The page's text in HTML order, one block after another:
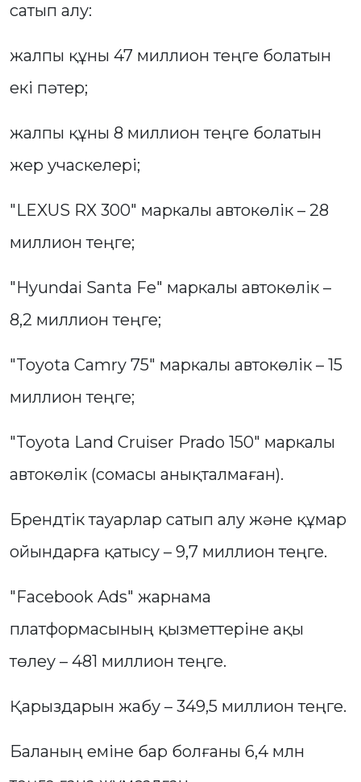
сатып алу:
жалпы құны 47 миллион теңге болатын
екі пәтер;
жалпы құны 8 миллион теңге болатын
жер учаскелері;
"LEXUS RX 300" маркалы автокөлік – 28
миллион теңге;
"Hyundai Santa Fe" маркалы автокөлік –
8,2 миллион теңге;
"Toyota Camry 75" маркалы автокөлік – 15
миллион теңге;
"Toyota Land Cruiser Prado 150" маркалы
автокөлік (сомасы анықталмаған).
Брендтік тауарлар сатып алу және құмар
ойындарға қатысу – 9,7 миллион теңге.
"Facebook Ads" жарнама
платформасының қызметтеріне ақы
төлеу – 481 миллион теңге.
Қарыздарын жабу – 349,5 миллион теңге.
Баланың еміне бар болғаны 6,4 млн